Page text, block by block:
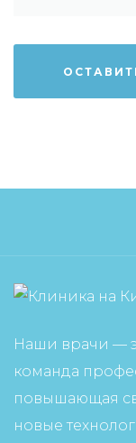
Наши врачи —
команда
повышающая
новые